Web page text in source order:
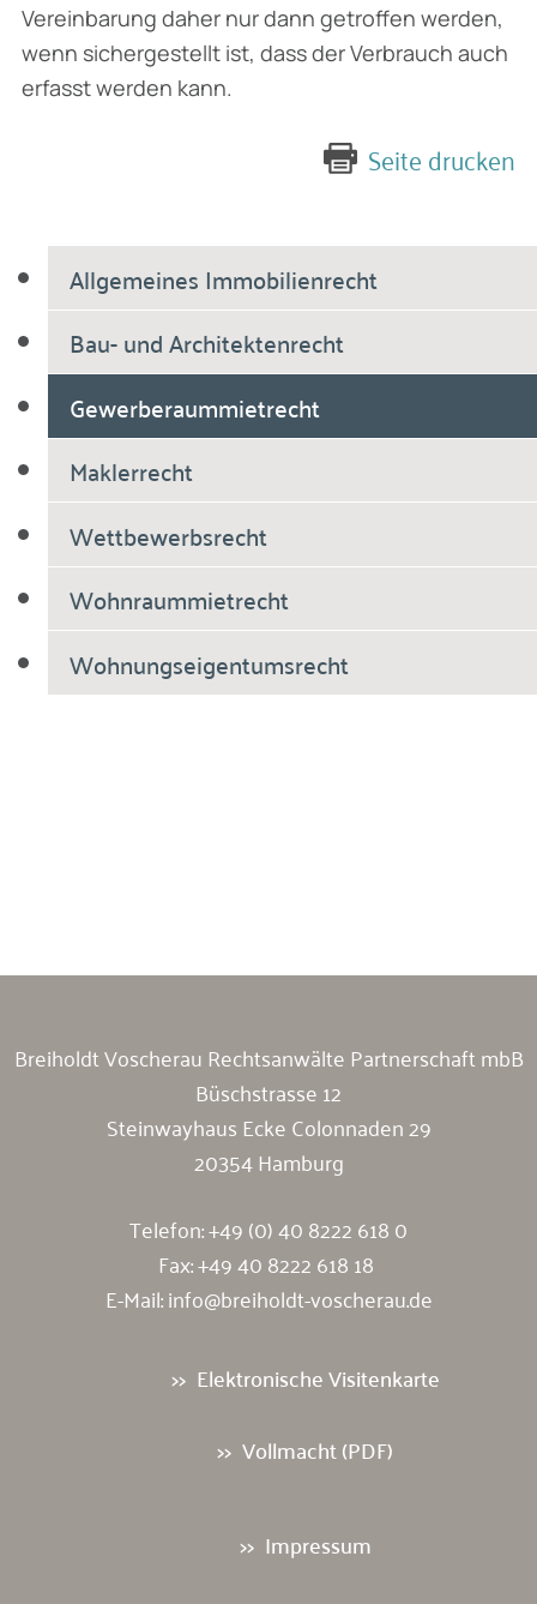
Allgemeines Immobilienrecht
Bau- und Architektenrecht
Gewerberaummietrecht
Maklerrecht
Wettbewerbsrecht
Wohnraummietrecht
Wohnungseigentumsrecht
Vereinbarung daher nur dann getroffen werden,
wenn sichergestellt ist, dass der Verbrauch auch
erfasst werden kann.
Seite drucken
Breiholdt Voscherau Rechtsanwälte Partnerschaft mbB
Büschstrasse 12
Steinwayhaus Ecke Colonnaden 29
20354 Hamburg
Telefon:+49 (0) 40 8222 618 0
Fax: +49 40 8222 618 18
E-Mail:info@breiholdt-voscherau.de
Elektronische Visitenkarte
Vollmacht (PDF)
Impressum